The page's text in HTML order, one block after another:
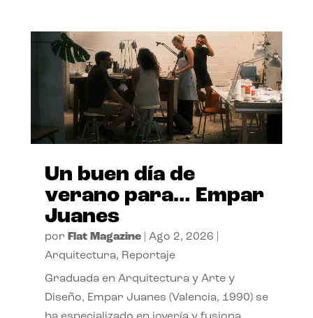
Un buen día de
verano para… Empar
Juanes
por Flat Magazine| Ago 2, 2026
Arquitectura, Reportaje
Graduada en Arquitectura y Arte y
Diseño, Empar Juanes (Valencia, 1990) se